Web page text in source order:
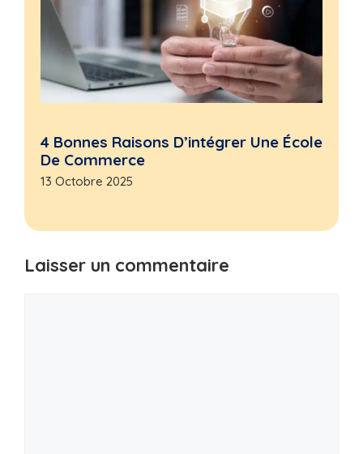
4 Bonnes Raisons D’intégrer Une École
De Commerce
13 Octobre 2025
Laisser un commentaire